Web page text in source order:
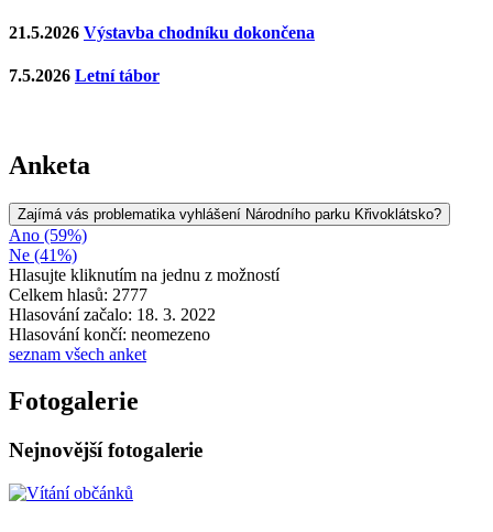
21.5.2026 Výstavba chodníku dokončena
7.5.2026 Letní tábor
Anketa
Zajímá vás problematika vyhlášení Národního parku Křivoklátsko?
Ano (59%)
Ne (41%)
Hlasujte kliknutím na jednu z možností
Celkem hlasů: 2777
Hlasování začalo: 18. 3. 2022
Hlasování končí: neomezeno
seznam všech anket
Fotogalerie
Nejnovější fotogalerie